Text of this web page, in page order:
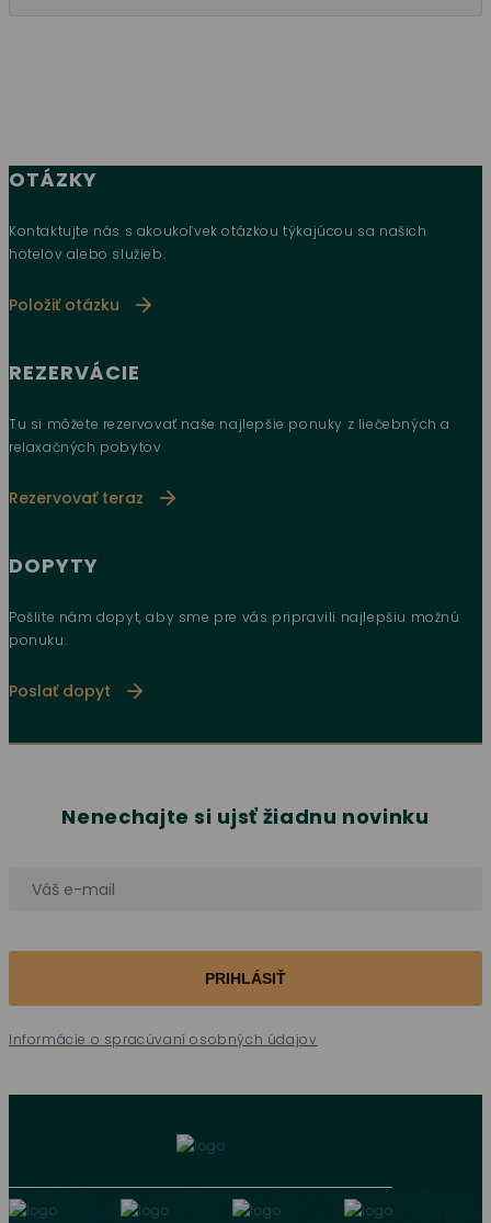
OTÁZKY
Kontaktujte nás s akoukoľvek otázkou týkajúcou sa našich
hotelov alebo služieb.
Položiť otázku
REZERVÁCIE
Tu si môžete rezervovať naše najlepšie ponuky z liečebných a
relaxačných pobytov
Rezervovať teraz
DOPYTY
Pošlite nám dopyt, aby sme pre vás pripravili najlepšiu možnú
ponuku.
Poslať dopyt
Nenechajte si ujsť žiadnu novinku
PRIHLÁSIŤ
Informácie o spracúvaní osobných údajov